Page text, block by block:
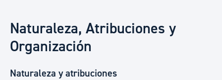
Naturaleza, Atribuciones y
Organización
Naturaleza y atribuciones